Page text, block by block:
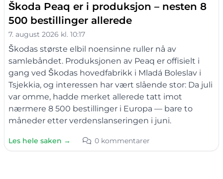
Škoda Peaq er i produksjon – nesten 8
500 bestillinger allerede
7. august 2026 kl. 10:17
Škodas største elbil noensinne ruller nå av
samlebåndet. Produksjonen av Peaq er offisielt i
gang ved Škodas hovedfabrikk i Mladá Boleslav i
Tsjekkia, og interessen har vært slående stor: Da juli
var omme, hadde merket allerede tatt imot
nærmere 8 500 bestillinger i Europa — bare to
måneder etter verdenslanseringen i juni.
Les hele saken → 0 kommentarer